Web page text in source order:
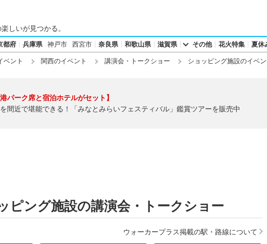
しいが見つかる。
都府 兵庫県 神戸市 西宮市 奈良県 和歌山県 滋賀県 その他 花火特集 夏休
ベント 関西のイベント 講演会・トークショー ショッピング施設のイベン
港パーク席と宿泊ホテルがセット】
間近で堪能できる！「みなとみらいフェスティバル」鑑賞ツアーを販売中
ピング施設の講演会・トークショー
ウォーカープラス掲載の駅・路線について